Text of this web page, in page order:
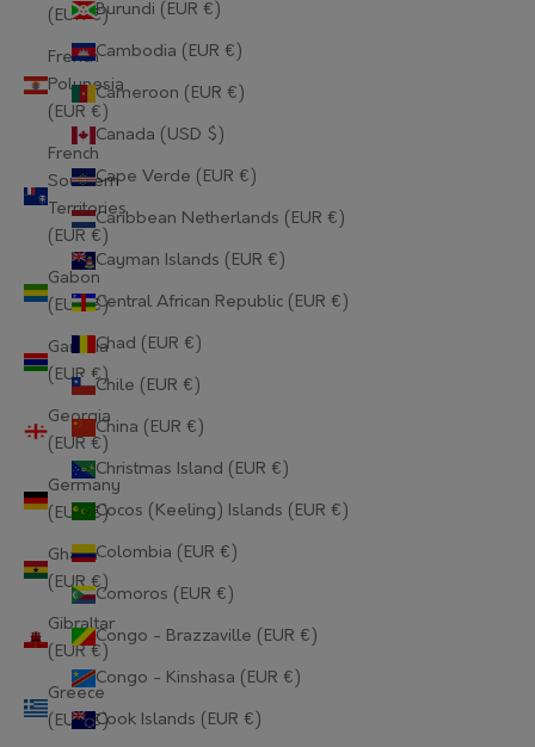
(EUR €)
French
Polynesia
(EUR €)
French
Southern
Territories
(EUR €)
Gabon
(EUR €)
Gambia
(EUR €)
Georgia
(EUR €)
Germany
(EUR €)
Ghana
(EUR €)
Gibraltar
(EUR €)
Greece
(EUR €)
Burundi (EUR €)
Cambodia (EUR €)
Cameroon (EUR €)
Canada (USD $)
Cape Verde (EUR €)
Caribbean Netherlands (EUR €)
Cayman Islands (EUR €)
Central African Republic (EUR €)
Chad (EUR €)
Chile (EUR €)
China (EUR €)
Christmas Island (EUR €)
Cocos (Keeling) Islands (EUR €)
Colombia (EUR €)
Comoros (EUR €)
Congo - Brazzaville (EUR €)
Congo - Kinshasa (EUR €)
Cook Islands (EUR €)